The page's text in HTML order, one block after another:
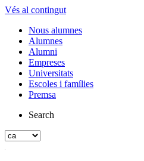
Vés al contingut
Nous alumnes
Alumnes
Alumni
Empreses
Universitats
Escoles i famílies
Premsa
Search